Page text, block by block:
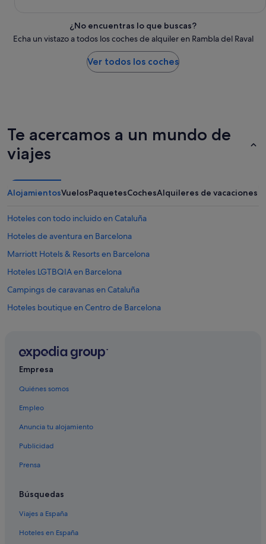
¿No encuentras lo que buscas?
Echa un vistazo a todos los coches de alquiler en Rambla del Raval
Ver todos los coches
Te acercamos a un mundo de
viajes
AlojamientosVuelosPaquetesCochesAlquileres de vacaciones
Hoteles con todo incluido en Cataluña
Hoteles de aventura en Barcelona
Marriott Hotels & Resorts en Barcelona
Hoteles LGTBQIA en Barcelona
Campings de caravanas en Cataluña
Hoteles boutique en Centro de Barcelona
Apartoteles en Barcelona
Wynn Resorts en Barcelona
Pensiones en Estación de tren de Barcelona-Sants
Hoteles boutique en Barcelona
Barcelo hoteles en Barcelona
Axel Hotels en Barcelona
Hoteles románticos en Barcelona
Empresa
Quiénes somos
Empleo
Anuncia tu alojamiento
Publicidad
Prensa
Búsquedas
Viajes a España
Hoteles en España